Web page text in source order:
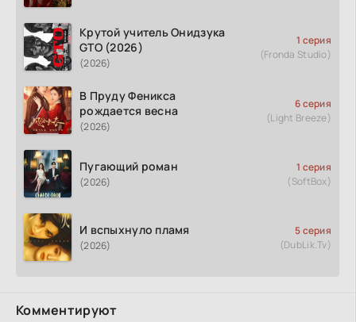
Крутой учитель Онидзука
GTO (2026)
(2026)
1 серия
(Fronda Studio)
В Пруду Феникса
рождается весна
(2026)
6 серия
(Light Breeze)
Пугающий роман
(2026)
1 серия
(SoftBox)
И вспыхнуло пламя
(2026)
5 серия
(DubLik.Tv)
Комментируют